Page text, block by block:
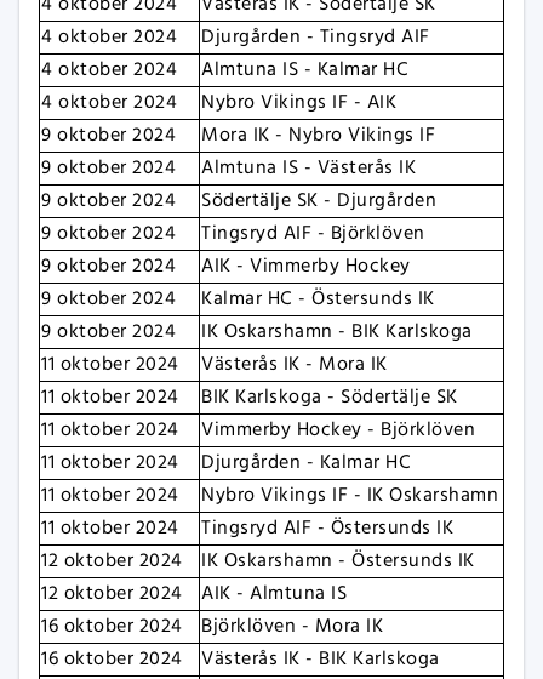
4 oktober 2024
Djurgården - Tingsryd AIF
4 oktober 2024
Almtuna IS - Kalmar HC
4 oktober 2024
Nybro Vikings IF - AIK
9 oktober 2024
Mora IK - Nybro Vikings IF
9 oktober 2024
Almtuna IS - Västerås IK
9 oktober 2024
Södertälje SK - Djurgården
9 oktober 2024
Tingsryd AIF - Björklöven
9 oktober 2024
AIK - Vimmerby Hockey
9 oktober 2024
Kalmar HC - Östersunds IK
9 oktober 2024
IK Oskarshamn - BIK Karlskoga
11 oktober 2024
Västerås IK - Mora IK
11 oktober 2024
BIK Karlskoga - Södertälje SK
11 oktober 2024
Vimmerby Hockey - Björklöven
11 oktober 2024
Djurgården - Kalmar HC
11 oktober 2024
Nybro Vikings IF - IK Oskarshamn
11 oktober 2024
Tingsryd AIF - Östersunds IK
12 oktober 2024
IK Oskarshamn - Östersunds IK
12 oktober 2024
AIK - Almtuna IS
16 oktober 2024
Björklöven - Mora IK
16 oktober 2024
Västerås IK - BIK Karlskoga